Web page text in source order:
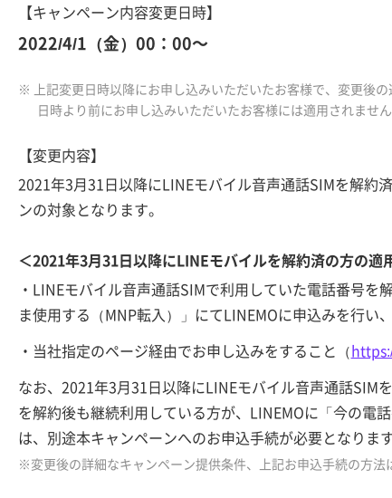
【キャンペーン内容変更日時】
2022/4/1（金）00：00～
※ 上記変更日時以降にお申し込みいただいたお客様で、変更後
日時より前にお申し込みいただいたお客様には適用されませ
【変更内容】
2021年3月31日以降にLINEモバイル音声通話SIMを解約
ンの対象となります。
＜2021年3月31日以降にLINEモバイルを解約済の方の適
・LINEモバイル音声通話SIMで利用していた電話番号
ま使用する（MNP転入）」にてLINEMOに申込みを行い
・当社指定のページ経由でお申し込みをすること（
なお、2021年3月31日以降にLINEモバイル音声通話SIM
を解約後も継続利用している方が、LINEMOに「今の電
は、別途本キャンペーンへのお申込手続が必要となります
※変更後の詳細なキャンペーン提供条件、上記お申込手続の方法